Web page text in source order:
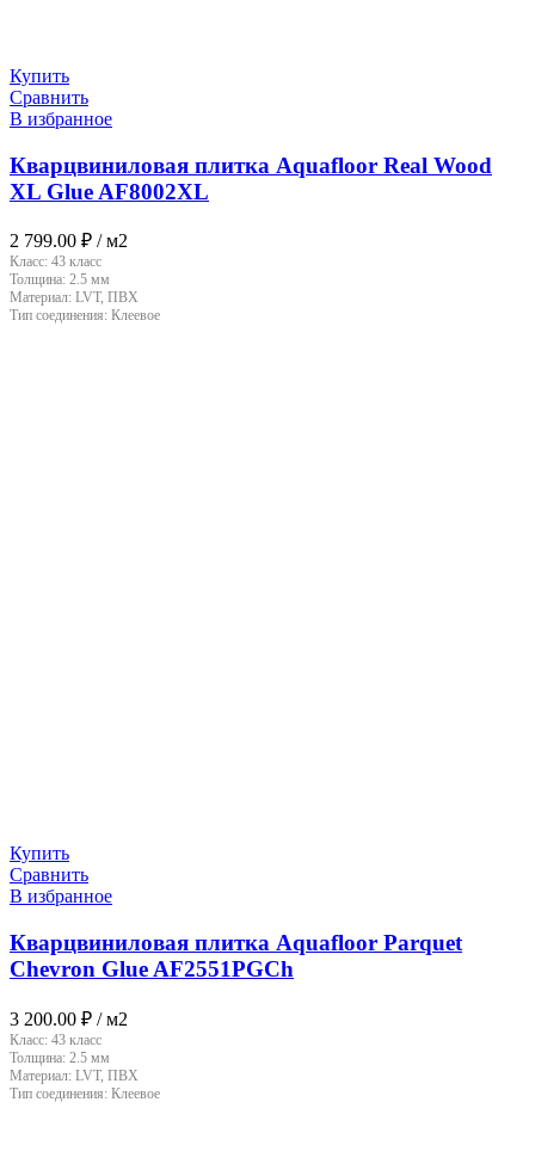
Купить
Сравнить
В избранное
Кварцвиниловая плитка Aquafloor Real Wood
XL Glue AF8002XL
2 799.00 ₽ / м2
Класс: 43 класс
Толщина: 2.5 мм
Материал: LVT, ПВХ
Тип соединения: Клеевое
Купить
Сравнить
В избранное
Кварцвиниловая плитка Aquafloor Parquet
Chevron Glue AF2551PGCh
3 200.00 ₽ / м2
Класс: 43 класс
Толщина: 2.5 мм
Материал: LVT, ПВХ
Тип соединения: Клеевое